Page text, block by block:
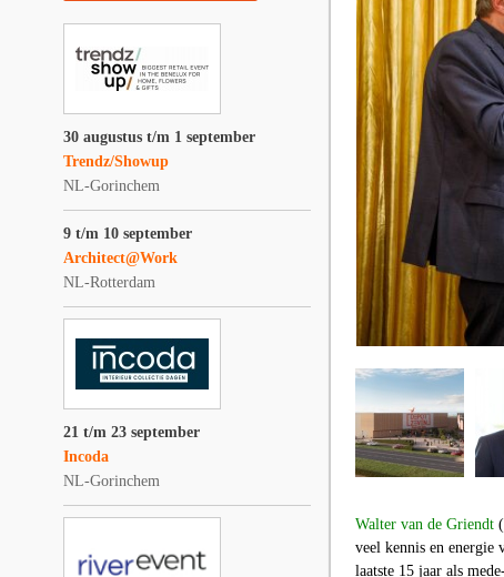
30 augustus t/m 1 september
Trendz/Showup
NL-Gorinchem
9 t/m 10 september
Architect@Work
NL-Rotterdam
21 t/m 23 september
Incoda
NL-Gorinchem
Walter van de Griendt
veel kennis en
laatste 15 jaar als